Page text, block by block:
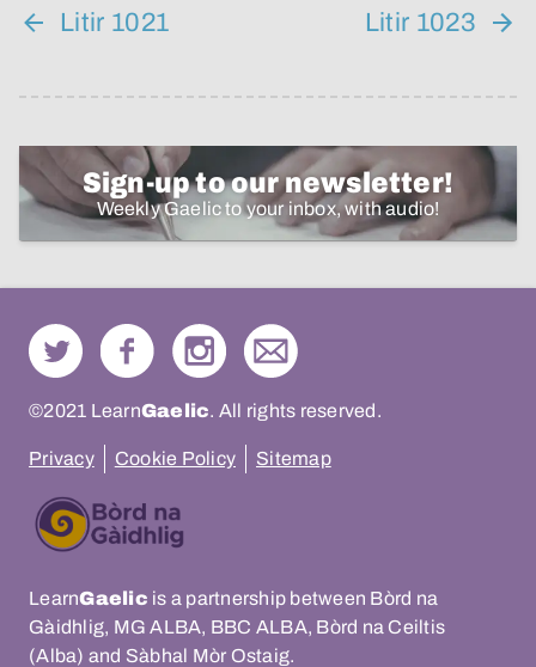
Litir 1021 Litir 1023
Sign-up to our newsletter!
Weekly Gaelic to your inbox, with audio!
©2021 LearnGaelic. All rights reserved.
Privacy Cookie Policy Sitemap
LearnGaelic is a partnership between Bòrd na
Gàidhlig, MG ALBA, BBC ALBA, Bòrd na Ceiltis
(Alba) and Sàbhal Mòr Ostaig.